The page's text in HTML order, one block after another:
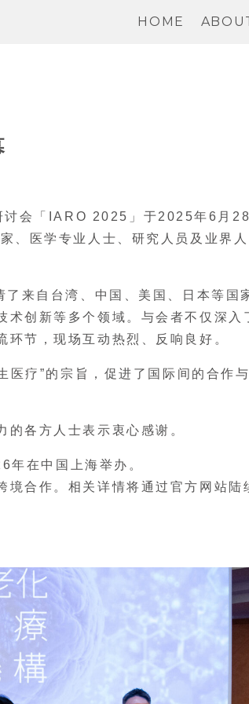
HOME
讨会「IARO 2025」于2025年6月
、医学专业人士、研究人员及业界人
了来自台湾、中国、美国、日本等国
术创新等多个领域。与会者不仅深入
节，现场互动热烈、反响良好。
医疗”的宗旨，促进了国际间的合作
各方人士表示衷心感谢。
年在中国上海举办。
境合作。相关详情将通过官方网站陆